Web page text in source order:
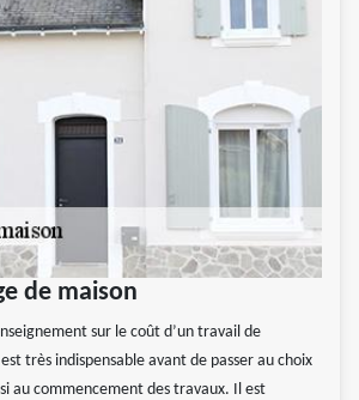
de maison
sur le coût d’un travail de
très indispensable avant de passer au choix
au commencement des travaux. Il est